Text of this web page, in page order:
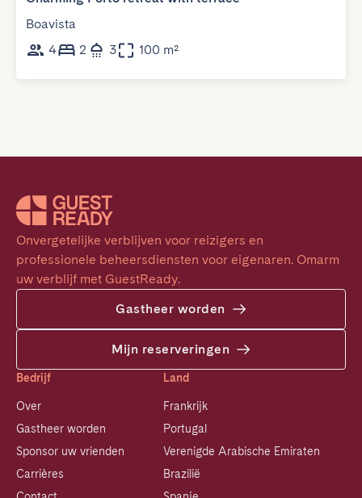
Boavista
4
2 3 100 m²
Onvergetelijke verblijven voor reizigers en
professionele beheersdiensten voor eigenaren. Omarm
uw verblijf met GuestReady.
Gastheer worden
Mijn reserveringen
Bedrijf
Over
Gastheer worden
Sponsor uw vrienden
Carrières
Land
Frankrijk
Portugal
Verenigde Arabische Emiraten
Brazilië